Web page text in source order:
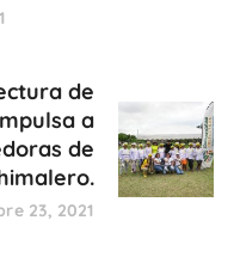
de
a
de
23, 2021